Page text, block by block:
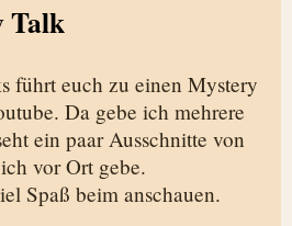
Talk
führt euch zu einen Mystery
Da gebe ich mehrere
ein paar Ausschnitte von
vor Ort gebe.
Spaß beim anschauen.